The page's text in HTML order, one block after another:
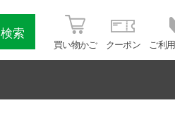
検索
買い物かご クーポン ご利